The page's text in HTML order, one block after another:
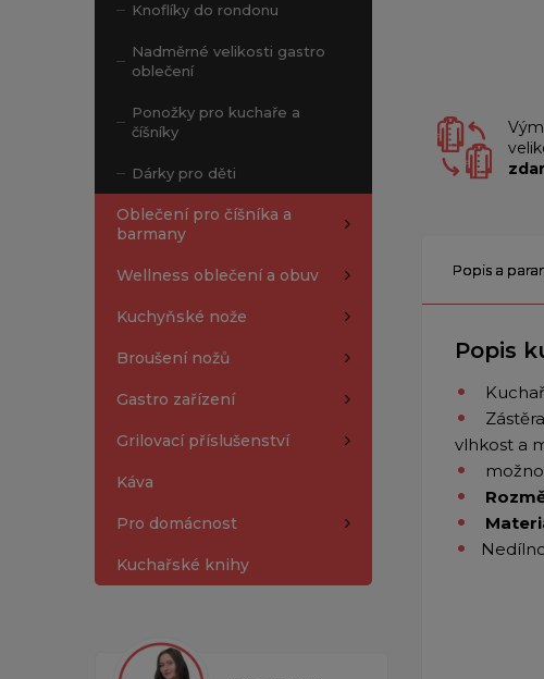
Knoflíky do rondonu
Nadměrné velikosti gastro
oblečení
Ponožky pro kuchaře a
číšníky
Dárky pro děti
Oblečení pro číšníka a
barmany
Wellness oblečení a obuv
Kuchyňské nože
Broušení nožů
Gastro zařízení
Grilovací příslušenství
Káva
Pro domácnost
Kuchařské knihy
Popis a
Popis
vlhkost a